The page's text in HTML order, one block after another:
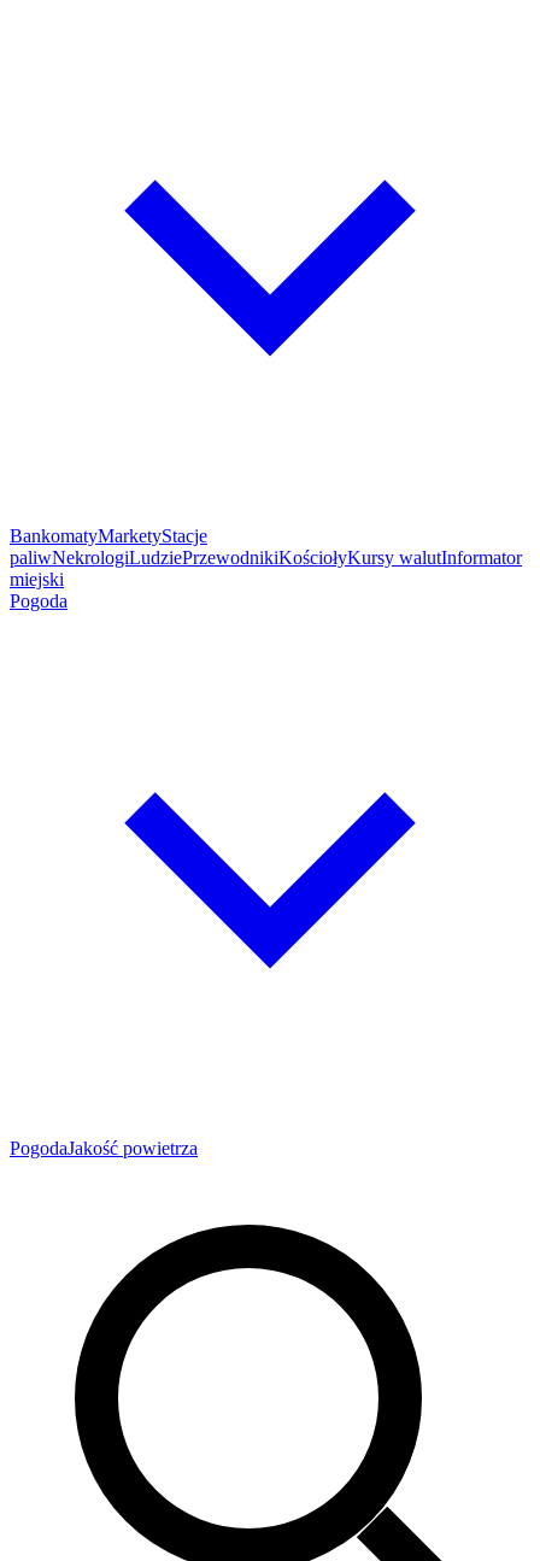
BankomatyMarketyStacje
paliwNekrologiLudziePrzewodnikiKościołyKursy walutInformator
miejski
Pogoda
PogodaJakość powietrza